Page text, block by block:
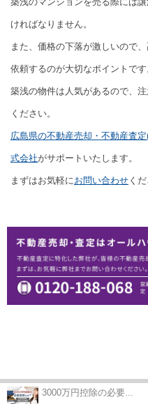
ければなりません。
また、価格の下落が激しいので
依頼するのが大切なポイントです
築浅の物件は人気があるので、
ください。
広島県の不動産売却・不動産査
式会社がサポートいたします。
まずはお気軽に お問い合わせ くだ
3000万円控除の必要...